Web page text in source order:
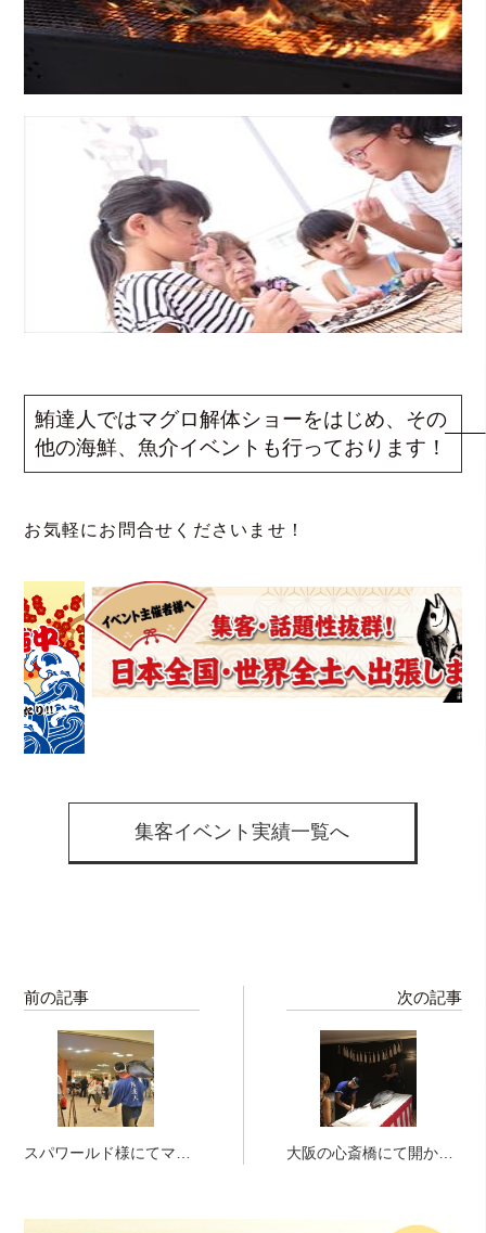
鮪達人ではマグロ解体ショーをはじめ、その
他の海鮮、魚介イベントも行っております！
お気軽にお問合せくださいませ！
集客イベント実績一覧へ
前の記事
スパワールド様にてマグ
次の記事
大阪の心斎橋にて開かれ